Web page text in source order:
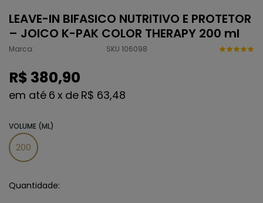
LEAVE-IN BIFASICO NUTRITIVO E PROTETOR
– JOICO K-PAK COLOR THERAPY 200 ml
Marca: SKU 106098
R$ 380,90
6 x de R$ 63,48
VOLUME (ML)
200
Quantidade